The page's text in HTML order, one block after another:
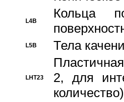
L4B
Кольца
L5B Тела
LHT23
2, для
количество)